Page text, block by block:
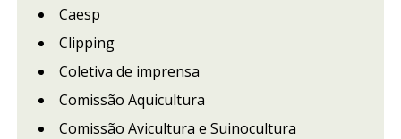
Caesp
Clipping
Coletiva de imprensa
Comissão Aquicultura
Comissão Avicultura e Suinocultura